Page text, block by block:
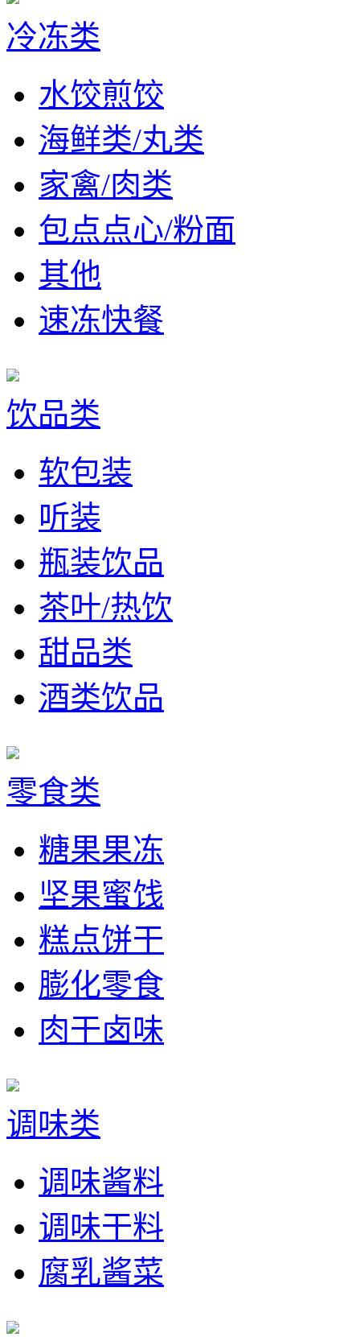
冷冻类
水饺煎饺
海鲜类/丸类
家禽/肉类
包点点心/粉面
其他
速冻快餐
饮品类
软包装
听装
瓶装饮品
茶叶/热饮
甜品类
酒类饮品
零食类
糖果果冻
坚果蜜饯
糕点饼干
膨化零食
肉干卤味
调味类
调味酱料
调味干料
腐乳酱菜